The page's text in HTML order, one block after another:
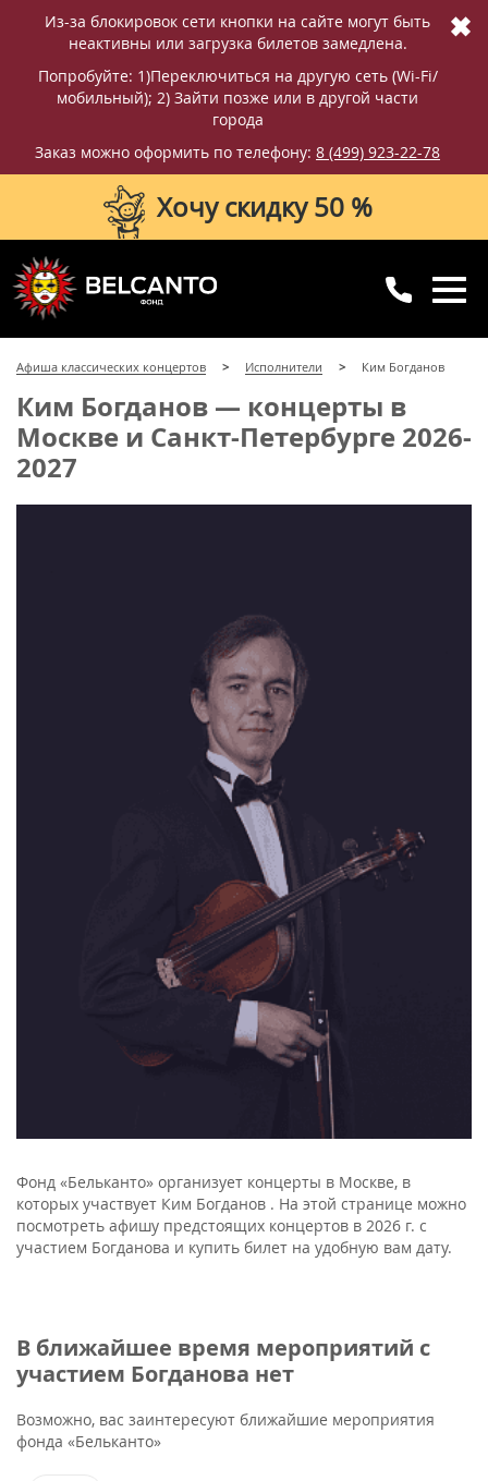
Из-за блокировок сети кнопки на сайте могут быть
неактивны или загрузка билетов замедлена.
Попробуйте: 1)Переключиться на другую сеть (Wi-Fi/
мобильный); 2) Зайти позже или в другой части
города
Заказ можно оформить по телефону: 8 (499) 923-22-78
✖
Хочу скидку 50 %
8 (499) 923-22-78
8 (800) 770-09-71
для регионов
Афиша классических концертов Исполнители Ким Богданов
Ким Богданов — концерты в
Москве и Санкт-Петербурге 2026-
2027
Фонд «Бельканто» организует концерты в Москве, в
которых участвует Ким Богданов . На этой странице можно
посмотреть афишу предстоящих концертов в 2026 г. с
участием Богданова и купить билет на удобную вам дату.
В ближайшее время мероприятий с
участием Богданова нет
Возможно, вас заинтересуют ближайшие мероприятия
фонда «Бельканто»